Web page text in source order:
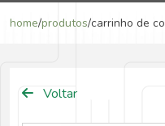
home/produtos/carrinho de
Voltar
Goiânia - Jardim
Anápolis - Jundiaí